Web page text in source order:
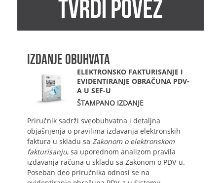
IZDANJE OBUHVATA
ELEKTRONSKO FAKTURISANJE I
EVIDENTIRANJE OBRAČUNA PDV-
A U SEF-U
ŠTAMPANO IZDANJE
Priručnik sadrži sveobuhvatna i detaljna
objašnjenja o pravilima izdavanja elektronskih
faktura u skladu sa Zakonom o elektronskom
fakturisanju, sa uporednom analizom pravila
izdavanja računa u skladu sa Zakonom o PDV-u.
Poseban deo priručnika odnosi se na